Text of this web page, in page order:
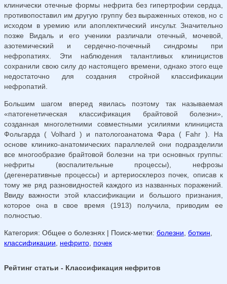
клинически отечные формы нефрита без гипертрофии сердца,
противопоставил им другую группу без выраженных отеков, но с
исходом в уремию или апоплектический инсульт. Значительно
позже Видаль и его ученики различали отечный, мочевой,
азотемический и сердечно-почечный синдромы при
нефропатиях. Эти наблюдения талантливых клиницистов
сохранили свою силу до настоящего времени, однако этого еще
недостаточно для создания стройной классификации
нефропатий.
Большим шагом вперед явилась поэтому так называемая
«патогенетическая классификация брайтовой болезни»,
созданная многолетними совместными усилиями клинициста
Фольгарда ( Volhard ) и патологоанатома Фара ( Fahr ). На
основе клинико-анатомических параллелей они подразделили
все многообразие брайтовой болезни на три основных группы:
нефриты (воспалительные процессы), нефрозы
(дегенеративные процессы) и артериосклероз почек, описав к
тому же ряд разновидностей каждого из названных поражений.
Ввиду важности этой классификации и большого признания,
которое она в свое время (1913) получила, приво­дим ее
полностью.
Категория: Общее о болезнях | Поиск-метки: болезни боткин
классификации
нефрито почек
Рейтинг статьи - Классификация нефритов